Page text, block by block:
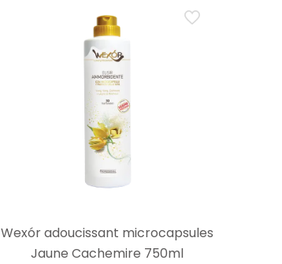
Wexór adoucissant microcapsules
Jaune Cachemire 750ml